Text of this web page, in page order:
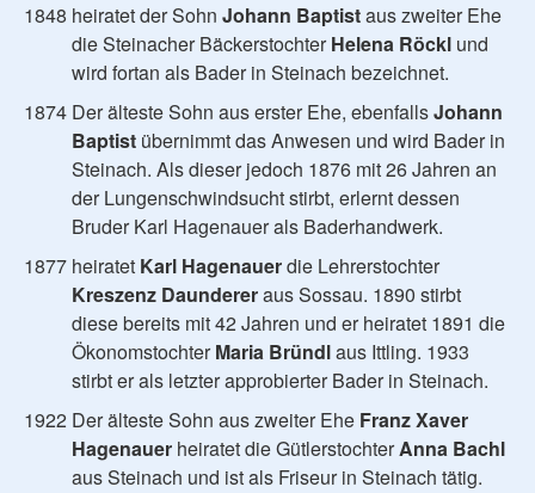
1848 heiratet der Sohn Johann Baptistaus zweiter Ehe
die Steinacher BäckerstochterHelena Röckl und
wird fortan als Bader in Steinach bezeichnet.
1874 Der älteste Sohn aus erster Ehe, ebenfallsJohann
Baptist übernimmt das Anwesen und wird Bader in
Steinach. Als dieser jedoch 1876 mit 26 Jahren an
der Lungenschwindsucht stirbt, erlernt dessen
Bruder Karl Hagenauer als Baderhandwerk.
1877 heiratet Karl Hagenauerdie Lehrerstochter
Kreszenz Daundereraus Sossau. 1890 stirbt
diese bereits mit 42 Jahren und er heiratet 1891 die
ÖkonomstochterMaria Bründlaus Ittling. 1933
stirbt er als letzter approbierter Bader in Steinach.
1922 Der älteste Sohn aus zweiter Ehe Franz Xaver
Hagenauer heiratet die GütlerstochterAnna Bachl
aus Steinach und ist als Friseur in Steinach tätig.